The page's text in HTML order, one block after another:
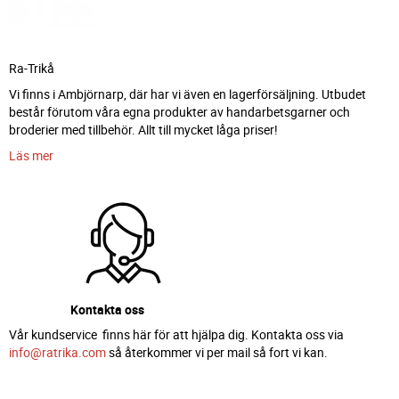
Ra-Trikå
Vi finns i Ambjörnarp, där har vi även en lagerförsäljning. Utbudet
består förutom våra egna produkter av handarbetsgarner och
broderier med tillbehör. Allt till mycket låga priser!
Läs mer
Kontakta oss
Vår kundservice finns här för att hjälpa dig. Kontakta oss via
info@ratrika.comså återkommer vi per mail så fort vi kan.